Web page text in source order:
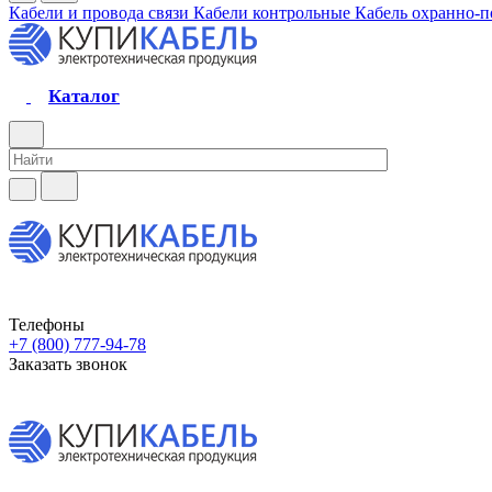
Кабели и провода связи Кабели контрольные Кабель охранно-
Каталог
Телефоны
+7 (800) 777-94-78
Заказать звонок